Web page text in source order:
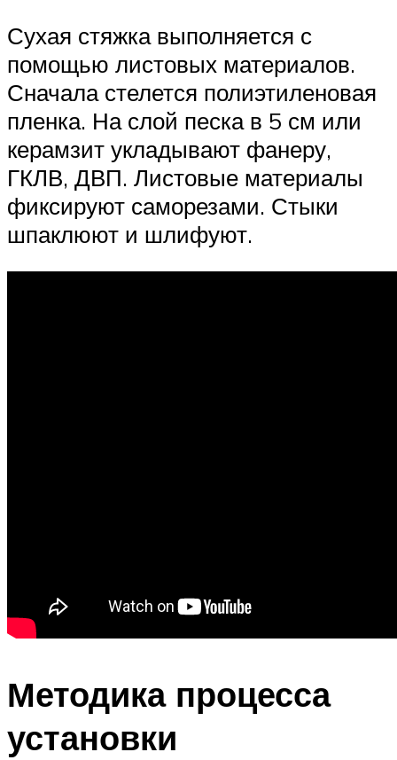
Сухая стяжка выполняется с
помощью листовых материалов.
Сначала стелется полиэтиленовая
пленка. На слой песка в 5 см или
керамзит укладывают фанеру,
ГКЛВ, ДВП. Листовые материалы
фиксируют саморезами. Стыки
шпаклюют и шлифуют.
Методика процесса
установки